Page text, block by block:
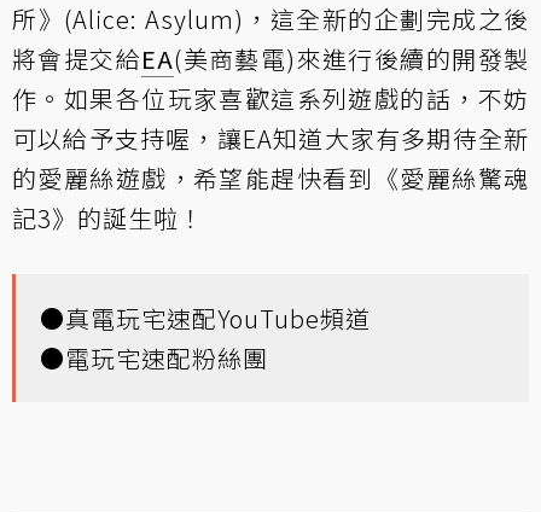
所》(Alice: Asylum)，這全新的企劃完成之後
將會提交給EA(美商藝電)來進行後續的開發製
作。如果各位玩家喜歡這系列遊戲的話，不妨
可以給予支持喔，讓EA知道大家有多期待全新
的愛麗絲遊戲，希望能趕快看到《愛麗絲驚魂
記3》的誕生啦！
●真電玩宅速配YouTube頻道
●電玩宅速配粉絲團